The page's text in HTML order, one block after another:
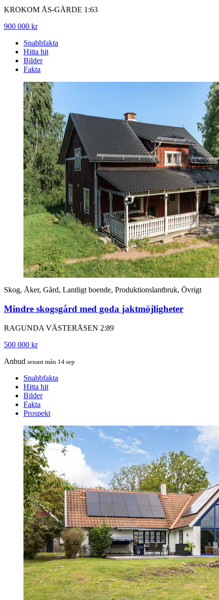
KROKOM ÅS-GÄRDE 1:63
900 000 kr
Snabbfakta
Hitta hit
Bilder
Fakta
Skog, Åker, Gård, Lantligt boende, Produktionslantbruk, Övrigt
Mindre skogsgård med goda jaktmöjligheter
RAGUNDA VÄSTERÅSEN 2:89
500 000 kr
Anbud senast mån 14 sep
Snabbfakta
Hitta hit
Bilder
Fakta
Prospekt